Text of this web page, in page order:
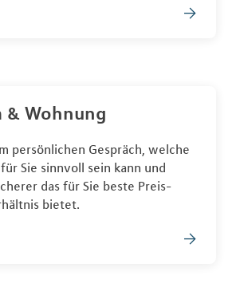
& Wohnung
persönlichen Gespräch, welche
Sie sinnvoll sein kann und
das für Sie beste Preis-
bietet.